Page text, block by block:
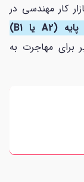
کار مهندسی در
حداقل از مهارت‌های سطح پایه (A2 یا B1)
برای مهاجرت به